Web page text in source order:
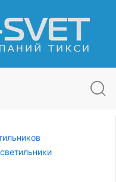
Свет НН ССдУ 01